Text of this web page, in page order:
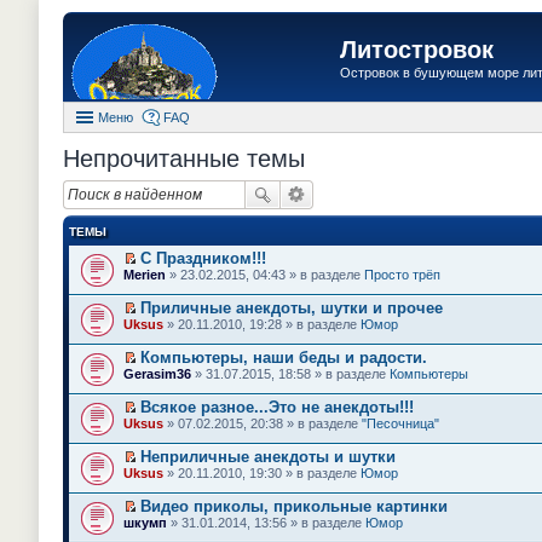
Литостровок
Островок в бушующем море
Меню FAQ
Непрочитанные темы
ТЕМЫ
П
р
е
й
т
и
к
е
р
в
о
м
у
е
п
р
С Праздником!!!
Merien » 23.02.2015, 04:43 » в разделе Просто трёп
П
р
е
й
т
и
к
е
р
в
о
м
у
Приличные анекдоты, шутки и прочее
Uksus » 20.11.2010, 19:28 » в разделе Юмор
П
р
е
й
т
и
к
е
р
в
Компьютеры, наши беды и радости.
Gerasim36 » 31.07.2015, 18:58 » в разделе Компьютеры
П
р
е
й
т
и
к
Всякое разное...Это не анекдоты!!!
Uksus » 07.02.2015, 20:38 » в разделе "Песочница"
П
р
е
й
Неприличные анекдоты и шутки
Uksus » 20.11.2010, 19:30 » в разделе Юмор
П
е
Видео приколы, прикольные картинки
шкумп » 31.01.2014, 13:56 » в разделе Юмор